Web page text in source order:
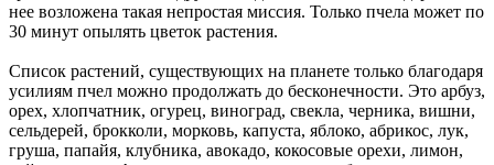
нее возложена такая непростая миссия. Только пчела может по
30 минут опылять цветок растения.
Список растений, существующих на планете только благодаря
усилиям пчел можно продолжать до бесконечности. Это арбуз,
орех, хлопчатник, огурец, виноград, свекла, черника, вишни,
сельдерей, брокколи, морковь, капуста, яблоко, абрикос, лук,
груша, папайя, клубника, авокадо, кокосовые орехи, лимон,